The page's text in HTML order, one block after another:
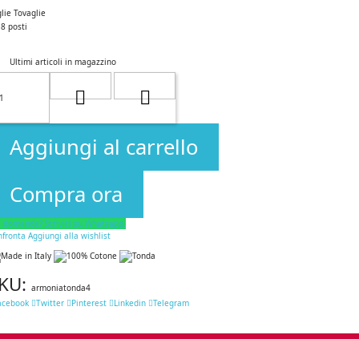
Tovaglie
8 posti
Ultimi articoli in magazzino
Aggiungi al carrello
Compra ora
domande? Scrivici su Whatsapp.
Aggiungi alla wishlist
armoniatonda4
Twitter Pinterest Linkedin Telegram